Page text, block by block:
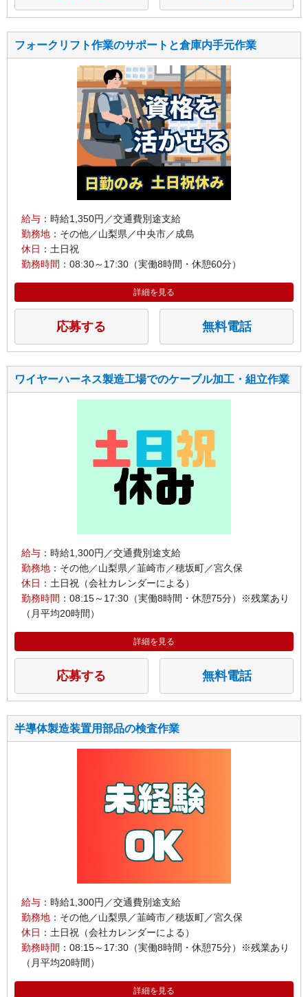
フォークリフト作業のサポートと倉庫内手元作業
給与 ：時給1,350円／交通費別途支給
勤務地 ：その他／山梨県／中央市／成島
休日 ：土日祝
勤務時間 ：08:30～17:30（実働8時間・休憩60分）
詳細を見る
応募する 無料電話
ワイヤーハーネス製造工場でのケーブル加工・組立作業
給与 ：時給1,300円／交通費別途支給
勤務地 ：その他／山梨県／韮崎市／穂坂町／宮久保
休日 ：土日祝（会社カレンダーによる）
勤務時間 ：08:15～17:30（実働8時間・休憩75分）※残業あり
（月平均20時間）
詳細を見る
応募する 無料電話
半導体製造装置用部品の検査作業
給与 ：時給1,300円／交通費別途支給
勤務地 ：その他／山梨県／韮崎市／穂坂町／宮久保
休日 ：土日祝（会社カレンダーによる）
勤務時間 ：08:15～17:30（実働8時間・休憩75分）※残業あり
（月平均20時間）
詳細を見る